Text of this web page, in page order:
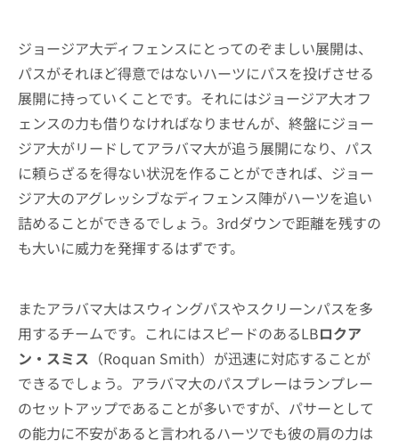
ジョージア大ディフェンスにとってのぞましい展開は、
パスがそれほど得意ではないハーツにパスを投げさせる
展開に持っていくことです。それにはジョージア大オフ
ェンスの力も借りなければなりませんが、終盤にジョー
ジア大がリードしてアラバマ大が追う展開になり、パス
に頼らざるを得ない状況を作ることができれば、ジョー
ジア大のアグレッシブなディフェンス陣がハーツを追い
詰めることができるでしょう。3rdダウンで距離を残すの
も大いに威力を発揮するはずです。
またアラバマ大はスウィングパスやスクリーンパスを多
用するチームです。これにはスピードのあるLBロクア
ン・スミス （Roquan Smith）が迅速に対応することが
できるでしょう。アラバマ大のパスプレーはランプレー
のセットアップであることが多いですが、パサーとして
の能力に不安があると言われるハーツでも彼の肩の力は